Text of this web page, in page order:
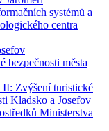
systémů a
centra
bezpečnosti města
II: Zvýšení turistické
Kladsko a Josefov
Ministerstva